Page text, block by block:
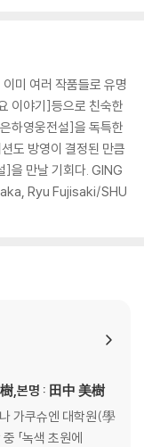
미 여러 작품들로 유명
이야기]등으로 친숙한
하영웅전설]을 독특한
도 방영이 결정된 만큼
]을 만날 기회다. GING
Ryu Fujisaki/SHU
,본명 : 田中 美樹
가쿠슈엔 대학원(學
「녹색 초원에